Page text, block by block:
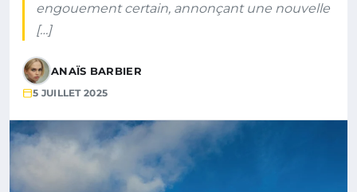
engouement certain, annonçant une nouvelle
[…]
ANAÏS BARBIER
5 JUILLET 2025